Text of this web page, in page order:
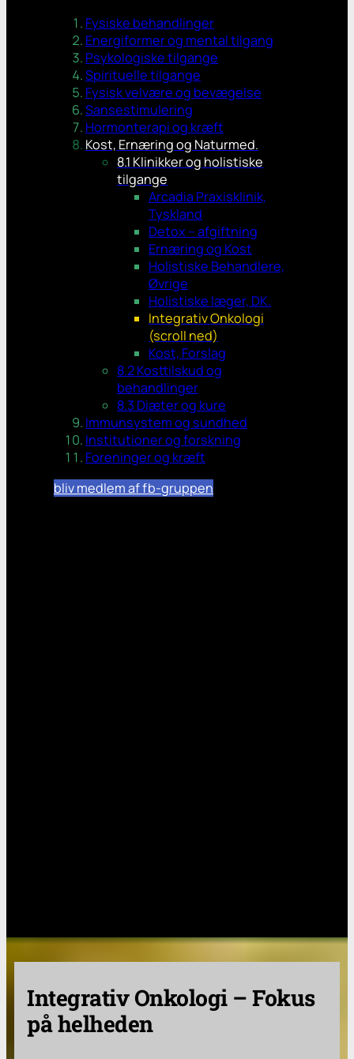
Fysiske behandlinger
Energiformer og mental tilgang
Psykologiske tilgange
Spirituelle tilgange
Fysisk velvære og bevægelse
Sansestimulering
Hormonterapi og kræft
Kost, Ernæring og Naturmed.
8.1 Klinikker og holistiske
tilgange
Arcadia Praxisklinik,
Tyskland
Detox – afgiftning
Ernæring og Kost
Holistiske Behandlere,
Øvrige
Holistiske læger, DK.
Integrativ Onkologi
(scroll ned)
Kost, Forslag
8.2 Kosttilskud og
behandlinger
8.3 Diæter og kure
Immunsystem og sundhed
Institutioner og forskning
Foreninger og kræft
bliv medlem af fb-gruppen
Integrativ Onkologi – Fokus
på helheden